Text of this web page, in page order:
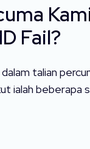
Fail?
talian
ialah